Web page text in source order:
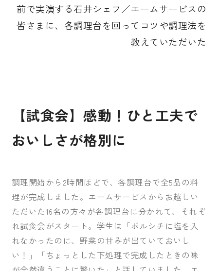
前で実演する石井シェフ／エームサービスの
皆さまに、各調理台を回ってコツや調理法を
教えていただいた
【試食会】感動！ひと工夫で
おいしさが格別に
調理開始から2時間ほどで、各調理台で全5品の料
理が完成しました。エームサービスからお越しい
ただいた16名の方々が各調理台に分かれて、それぞ
れ試食会がスタート。学生は「ボルシチに塩を入
れなかったのに、野菜の甘みが出ていておいし
い！」「ちょっとした下処理で完成したときの味